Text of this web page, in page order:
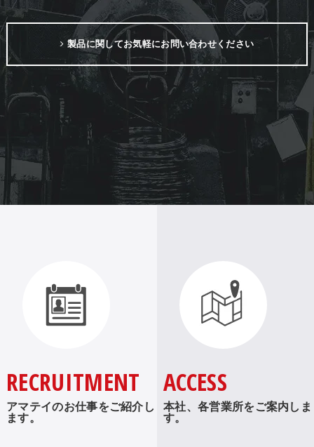
製品に関してお気軽にお問い合わせください
RECRUITMENT
アマテイのお仕事をご紹介し
ます。
ACCESS
本社、各営業所をご案内しま
す。